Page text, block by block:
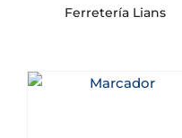
Ferretería Lians